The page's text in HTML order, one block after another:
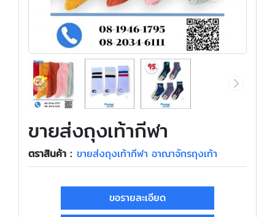
ขายส่งถุงเท้ากีฬา
ตราสินค้า : ขายส่งถุงเท้ากีฬา อาณาจักรถุงเท้า
ขอรายละเอียด